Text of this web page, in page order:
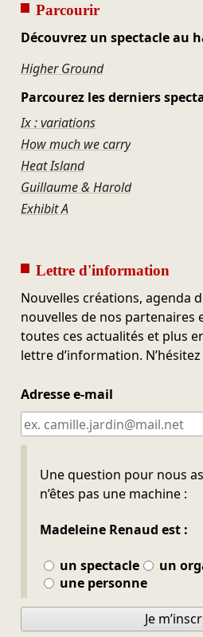
Parcourir
Découvrez un spectacle au
Higher Ground
Parcourez les derniers
Ix : variations
How much we carry
Heat Island
Guillaume & Harold
Exhibit A
Lettre d'information
Nouvelles créations, agenda
nouvelles de nos partenaires
toutes ces actualités et plus
lettre d’information.
Adresse e-mail
Une question pour nous
n’êtes pas une machine :
Madeleine Renaud est :
un spectacle
un
une personne
Ne pas remplir
Je